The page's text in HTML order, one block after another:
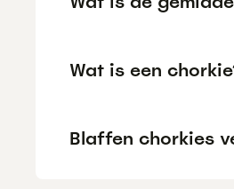
Wat is een
Blaffen chorkies